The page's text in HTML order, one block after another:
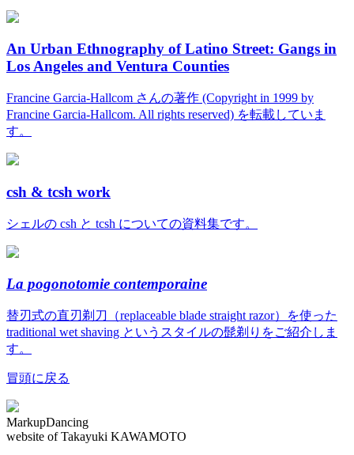
An Urban Ethnography of Latino Street: Gangs in
Los Angeles and Ventura Counties
Francine Garcia-Hallcom さんの著作 (Copyright in 1999 by
Francine Garcia-Hallcom. All rights reserved) を転載していま
す。
csh & tcsh work
シェルの csh と tcsh についての資料集です。
La pogonotomie contemporaine
替刃式の直刃剃刀（replaceable blade straight razor）を使った
traditional wet shaving というスタイルの髭剃りをご紹介しま
す。
冒頭に戻る
MarkupDancing
website of Takayuki KAWAMOTO